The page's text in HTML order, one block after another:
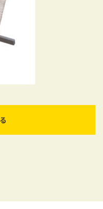
家づくり
ンをお考えの方
しの方へ
ご相談
ム